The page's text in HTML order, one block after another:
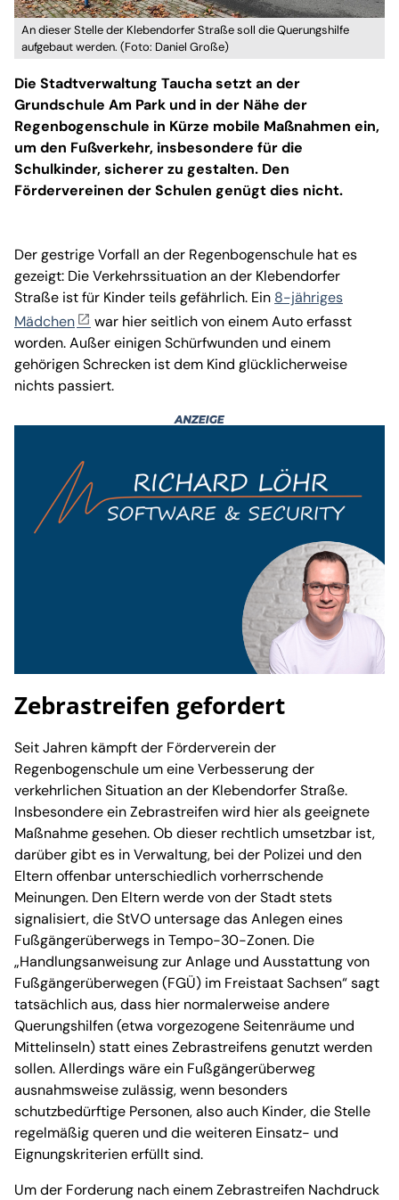
An dieser Stelle der Klebendorfer Straße soll die Querungshilfe
aufgebaut werden. (Foto: Daniel Große)
Die Stadtverwaltung Taucha setzt an der
Grundschule Am Park und in der Nähe der
Regenbogenschule in Kürze mobile Maßnahmen ein,
um den Fußverkehr, insbesondere für die
Schulkinder, sicherer zu gestalten. Den
Fördervereinen der Schulen genügt dies nicht.
Der gestrige Vorfall an der Regenbogenschule hat es
gezeigt: Die Verkehrssituation an der Klebendorfer
Straße ist für Kinder teils gefährlich. Ein 8-jähriges
Mädchen
war hier seitlich von einem Auto erfasst
worden. Außer einigen Schürfwunden und einem
gehörigen Schrecken ist dem Kind glücklicherweise
nichts passiert.
Zebrastreifen gefordert
Seit Jahren kämpft der Förderverein der
Regenbogenschule um eine Verbesserung der
verkehrlichen Situation an der Klebendorfer Straße.
Insbesondere ein Zebrastreifen wird hier als geeignete
Maßnahme gesehen. Ob dieser rechtlich umsetzbar ist,
darüber gibt es in Verwaltung, bei der Polizei und den
Eltern offenbar unterschiedlich vorherrschende
Meinungen. Den Eltern werde von der Stadt stets
signalisiert, die StVO untersage das Anlegen eines
Fußgängerüberwegs in Tempo-30-Zonen. Die
„Handlungsanweisung zur Anlage und Ausstattung von
Fußgängerüberwegen (FGÜ) im Freistaat Sachsen“ sagt
tatsächlich aus, dass hier normalerweise andere
Querungshilfen (etwa vorgezogene Seitenräume und
Mittelinseln) statt eines Zebrastreifens genutzt werden
sollen. Allerdings wäre ein Fußgängerüberweg
ausnahmsweise zulässig, wenn besonders
schutzbedürftige Personen, also auch Kinder, die Stelle
regelmäßig queren und die weiteren Einsatz- und
Eignungskriterien erfüllt sind.
Um der Forderung nach einem Zebrastreifen Nachdruck